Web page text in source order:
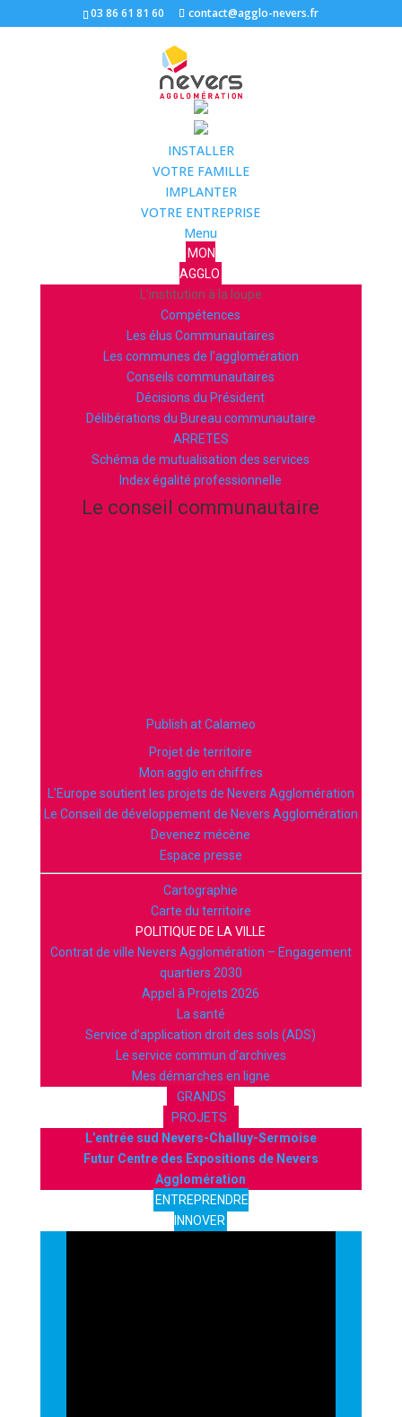
03 86 61 81 60 contact@agglo-nevers.fr
INSTALLER
VOTRE FAMILLE
IMPLANTER
VOTRE ENTREPRISE
Menu
MON
AGGLO
L’institution à la loupe
Compétences
Les élus Communautaires
Les communes de l’agglomération
Conseils communautaires
Décisions du Président
Délibérations du Bureau communautaire
ARRETES
Schéma de mutualisation des services
Index égalité professionnelle
Le conseil communautaire
Publish at Calameo
Projet de territoire
Mon agglo en chiffres
L’Europe soutient les projets de Nevers Agglomération
Le Conseil de développement de Nevers Agglomération
Devenez mécène
Espace presse
Cartographie
Carte du territoire
POLITIQUE DE LA VILLE
Contrat de ville Nevers Agglomération – Engagement
quartiers 2030
Appel à Projets 2026
La santé
Service d’application droit des sols (ADS)
Le service commun d’archives
Mes démarches en ligne
GRANDS
PROJETS
L’entrée sud Nevers-Challuy-Sermoise
Futur Centre des Expositions de Nevers
Agglomération
ENTREPRENDRE
INNOVER